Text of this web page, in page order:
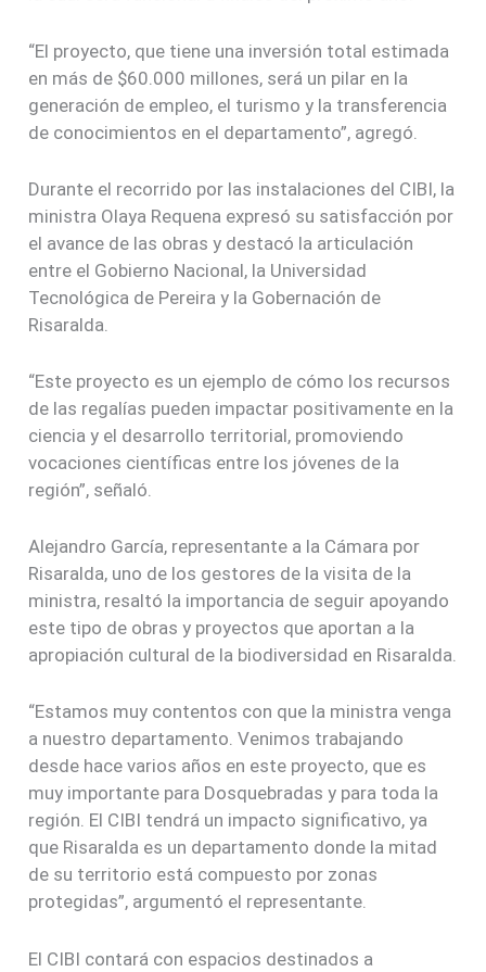
“El proyecto, que tiene una inversión total estimada
en más de $60.000 millones, será un pilar en la
generación de empleo, el turismo y la transferencia
de conocimientos en el departamento”, agregó.
Durante el recorrido por las instalaciones del CIBI, la
ministra Olaya Requena expresó su satisfacción por
el avance de las obras y destacó la articulación
entre el Gobierno Nacional, la Universidad
Tecnológica de Pereira y la Gobernación de
Risaralda.
“Este proyecto es un ejemplo de cómo los recursos
de las regalías pueden impactar positivamente en la
ciencia y el desarrollo territorial, promoviendo
vocaciones científicas entre los jóvenes de la
región”, señaló.
Alejandro García, representante a la Cámara por
Risaralda, uno de los gestores de la visita de la
ministra, resaltó la importancia de seguir apoyando
este tipo de obras y proyectos que aportan a la
apropiación cultural de la biodiversidad en Risaralda.
“Estamos muy contentos con que la ministra venga
a nuestro departamento. Venimos trabajando
desde hace varios años en este proyecto, que es
muy importante para Dosquebradas y para toda la
región. El CIBI tendrá un impacto significativo, ya
que Risaralda es un departamento donde la mitad
de su territorio está compuesto por zonas
protegidas”, argumentó el representante.
El CIBI contará con espacios destinados a